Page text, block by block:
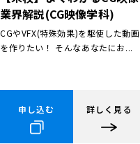
業界解説(CG映像学科)
CGやVFX(特殊効果)を駆使した動画
を作りたい！ そんなあなたにお...
申し込む 詳しく見る